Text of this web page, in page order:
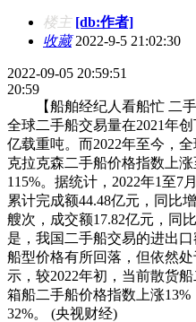
楼主 [db:作者]
收藏2022-9-5 21:02:30
2022-09-05 20:59:51
20:59
【船舶经纪人看船忙 二手
全球二手船交易量在2021年
亿载重吨。而2022年至今，
克拉克森二手船价格指数上
115%。据统计，2022年1至7
累计完成额44.48亿元，同比
艘次，成交额17.82亿元，同
是，我国二手船交易的进出
船型价格有所回落，但依然
示，较2022年初，当前散货
箱船二手船价格指数上涨
32%。 (央视财经)